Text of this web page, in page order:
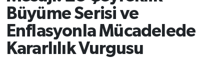
Büyüme Serisi ve
Enflasyonla Mücadelede
Kararlılık Vurgusu
SAĞLIK
EĞİTİM
Son Dakika Haberleri
Haber Arşivi